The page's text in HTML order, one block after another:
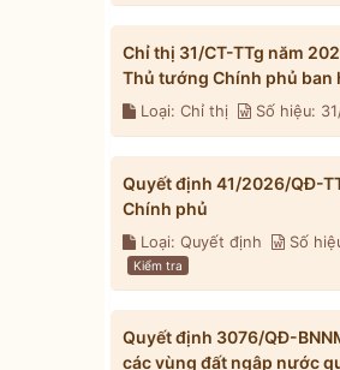
Chỉ thị 31/CT-TTg năm
Thủ tướng Chính phủ ban
Loại: Chỉ thị Số hiệu:
Quyết định 41/2026/QĐ-
Chính phủ
Loại: Quyết định Số
Kiểm tra
Quyết định 3076/QĐ-
các vùng đất ngập nước